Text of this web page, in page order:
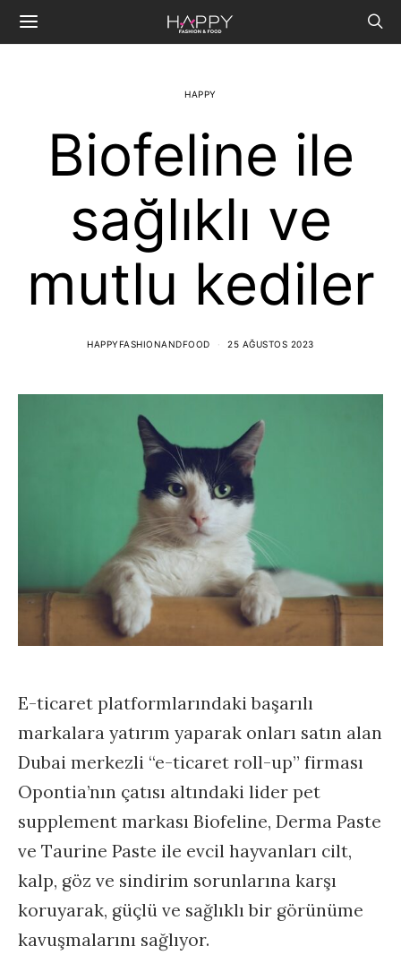
HAPPY
Biofeline ile
sağlıklı ve
mutlu kediler
HAPPYFASHIONANDFOOD 25 AĞUSTOS 2023
E-ticaret platformlarındaki başarılı
markalara yatırım yaparak onları satın alan
Dubai merkezli “e-ticaret roll-up” firması
Opontia’nın çatısı altındaki lider pet
supplement markası Biofeline, Derma Paste
ve Taurine Paste ile evcil hayvanları cilt,
kalp, göz ve sindirim sorunlarına karşı
koruyarak, güçlü ve sağlıklı bir görünüme
kavuşmalarını sağlıyor.